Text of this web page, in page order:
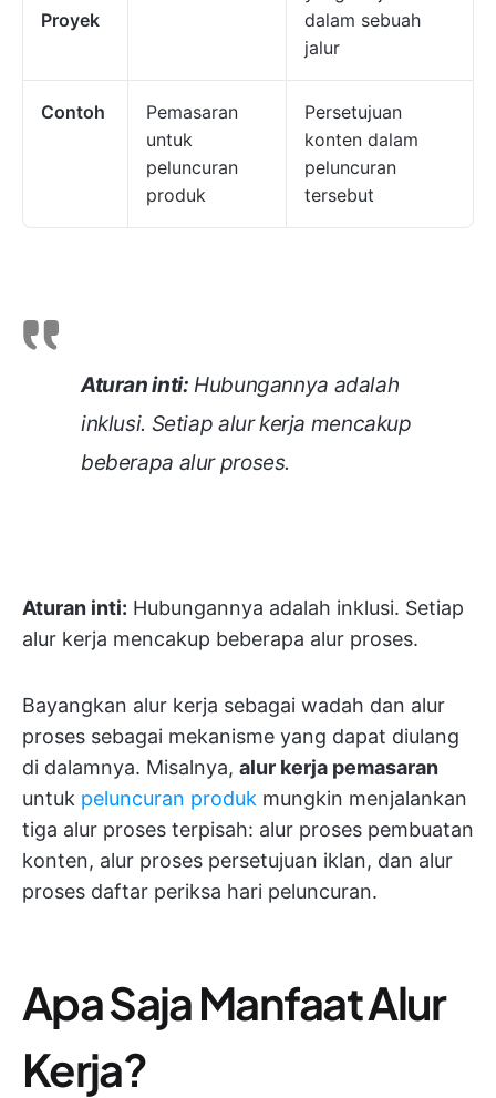
Proyek
dalam sebuah
jalur
Contoh
Pemasaran
untuk
peluncuran
produk
Persetujuan
konten dalam
peluncuran
tersebut
Aturan inti: Hubungannya adalah
inklusi. Setiap alur kerja mencakup
beberapa alur proses.
Aturan inti: Hubungannya adalah inklusi. Setiap
alur kerja mencakup beberapa alur proses.
Bayangkan alur kerja sebagai wadah dan alur
proses sebagai mekanisme yang dapat diulang
di dalamnya. Misalnya, alur kerja pemasaran
untuk peluncuran produk mungkin menjalankan
tiga alur proses terpisah: alur proses pembuatan
konten, alur proses persetujuan iklan, dan alur
proses daftar periksa hari peluncuran.
Apa Saja Manfaat Alur
Kerja?